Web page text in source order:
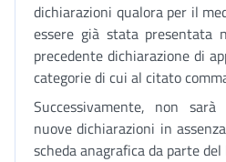
dichiarazioni qualora per il
essere già stata presentata
precedente dichiarazione di
categorie di cui al citato
Successivamente, non
nuove dichiarazioni in
scheda anagrafica da parte